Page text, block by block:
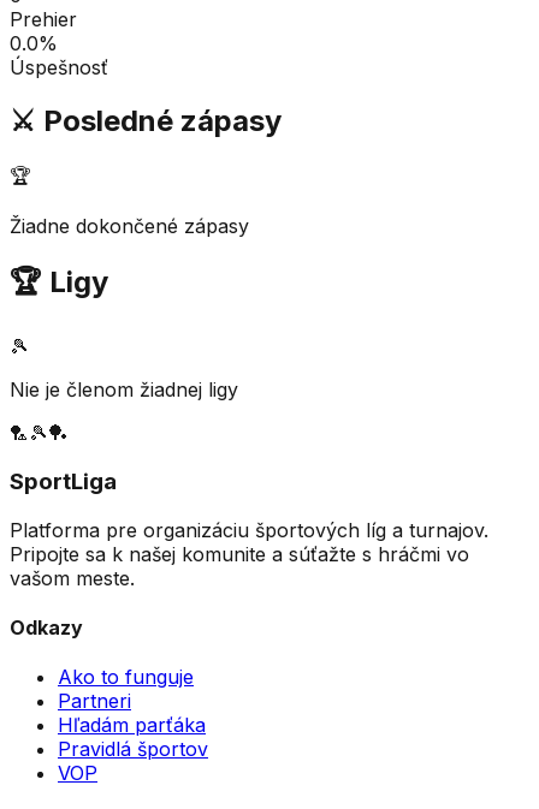
Prehier
0.0%
Úspešnosť
⚔️ Posledné zápasy
🏆
Žiadne dokončené zápasy
🏆 Ligy
🎾
Nie je členom žiadnej ligy
🏸 🎾🏓
SportLiga
Platforma pre organizáciu športových líg a turnajov.
Pripojte sa k našej komunite a súťažte s hráčmi vo
vašom meste.
Odkazy
Ako to funguje
Partneri
Hľadám parťáka
Pravidlá športov
VOP